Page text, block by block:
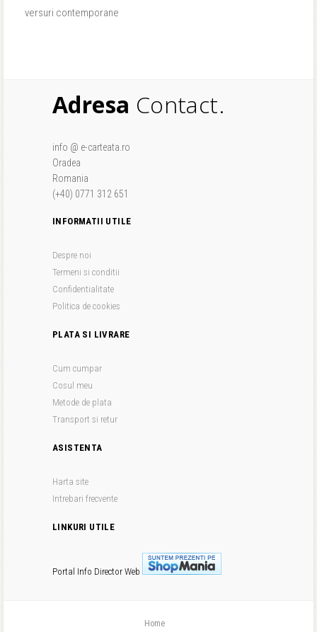
versuri contemporane
Adresa Contact.
info @ e-carteata.ro
Oradea
Romania
(+40) 0771 312 651
INFORMATII UTILE
Despre noi
Termeni si conditii
Confidentialitate
Politica de cookies
PLATA SI LIVRARE
Cum cumpar
Cosul meu
Metode de plata
Transport si retur
ASISTENTA
Harta site
Intrebari frecvente
LINKURI UTILE
Portal Info Director Web
Home